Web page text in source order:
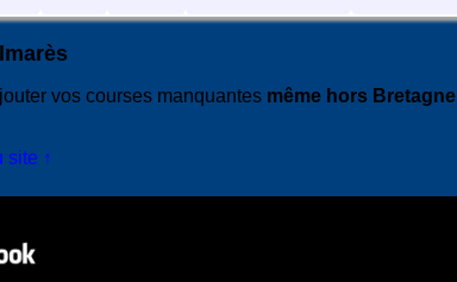
vos courses manquantes même hors Bretagne
site ↑